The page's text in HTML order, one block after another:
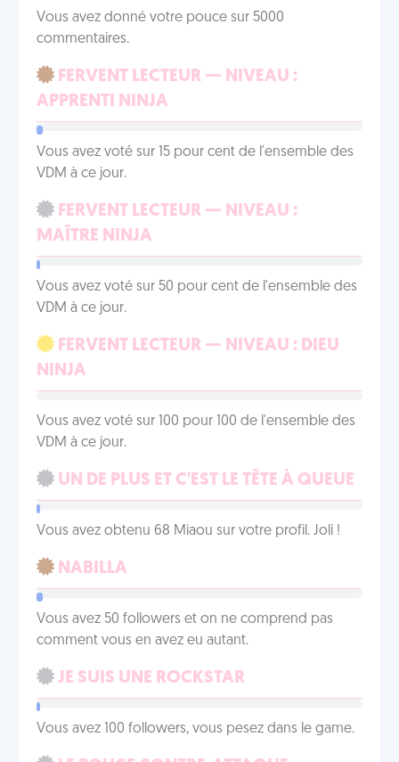
Vous avez donné votre pouce sur 5000
commentaires.
FERVENT LECTEUR — NIVEAU :
APPRENTI NINJA
Vous avez voté sur 15 pour cent de l'ensemble des
VDM à ce jour.
FERVENT LECTEUR — NIVEAU :
MAÎTRE NINJA
Vous avez voté sur 50 pour cent de l'ensemble des
VDM à ce jour.
FERVENT LECTEUR — NIVEAU : DIEU
NINJA
Vous avez voté sur 100 pour 100 de l'ensemble des
VDM à ce jour.
UN DE PLUS ET C'EST LE TÊTE À QUEUE
Vous avez obtenu 68 Miaou sur votre profil. Joli !
NABILLA
Vous avez 50 followers et on ne comprend pas
comment vous en avez eu autant.
JE SUIS UNE ROCKSTAR
Vous avez 100 followers, vous pesez dans le game.